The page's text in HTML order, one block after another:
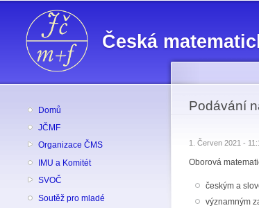
Česká
Domů
JČMF
Organizace ČMS
IMU a Komitét
SVOČ
Soutěž pro mladé
Podávání
1. Červen 2021 -
Oborová
českým a
významným